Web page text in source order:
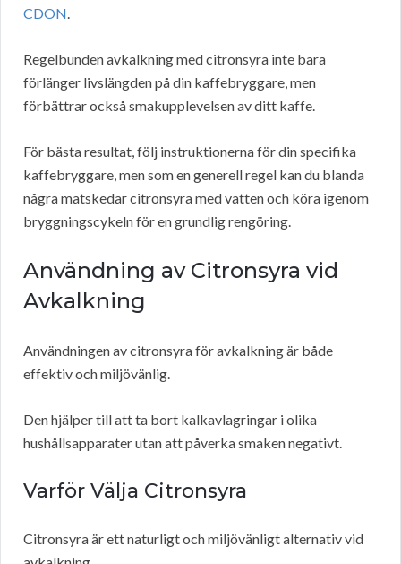
CDON.
Regelbunden avkalkning med citronsyra inte bara
förlänger livslängden på din kaffebryggare, men
förbättrar också smakupplevelsen av ditt kaffe.
För bästa resultat, följ instruktionerna för din specifika
kaffebryggare, men som en generell regel kan du blanda
några matskedar citronsyra med vatten och köra igenom
bryggningscykeln för en grundlig rengöring.
Användning av Citronsyra vid
Avkalkning
Användningen av citronsyra för avkalkning är både
effektiv och miljövänlig.
Den hjälper till att ta bort kalkavlagringar i olika
hushållsapparater utan att påverka smaken negativt.
Varför Välja Citronsyra
Citronsyra är ett naturligt och miljövänligt alternativ vid